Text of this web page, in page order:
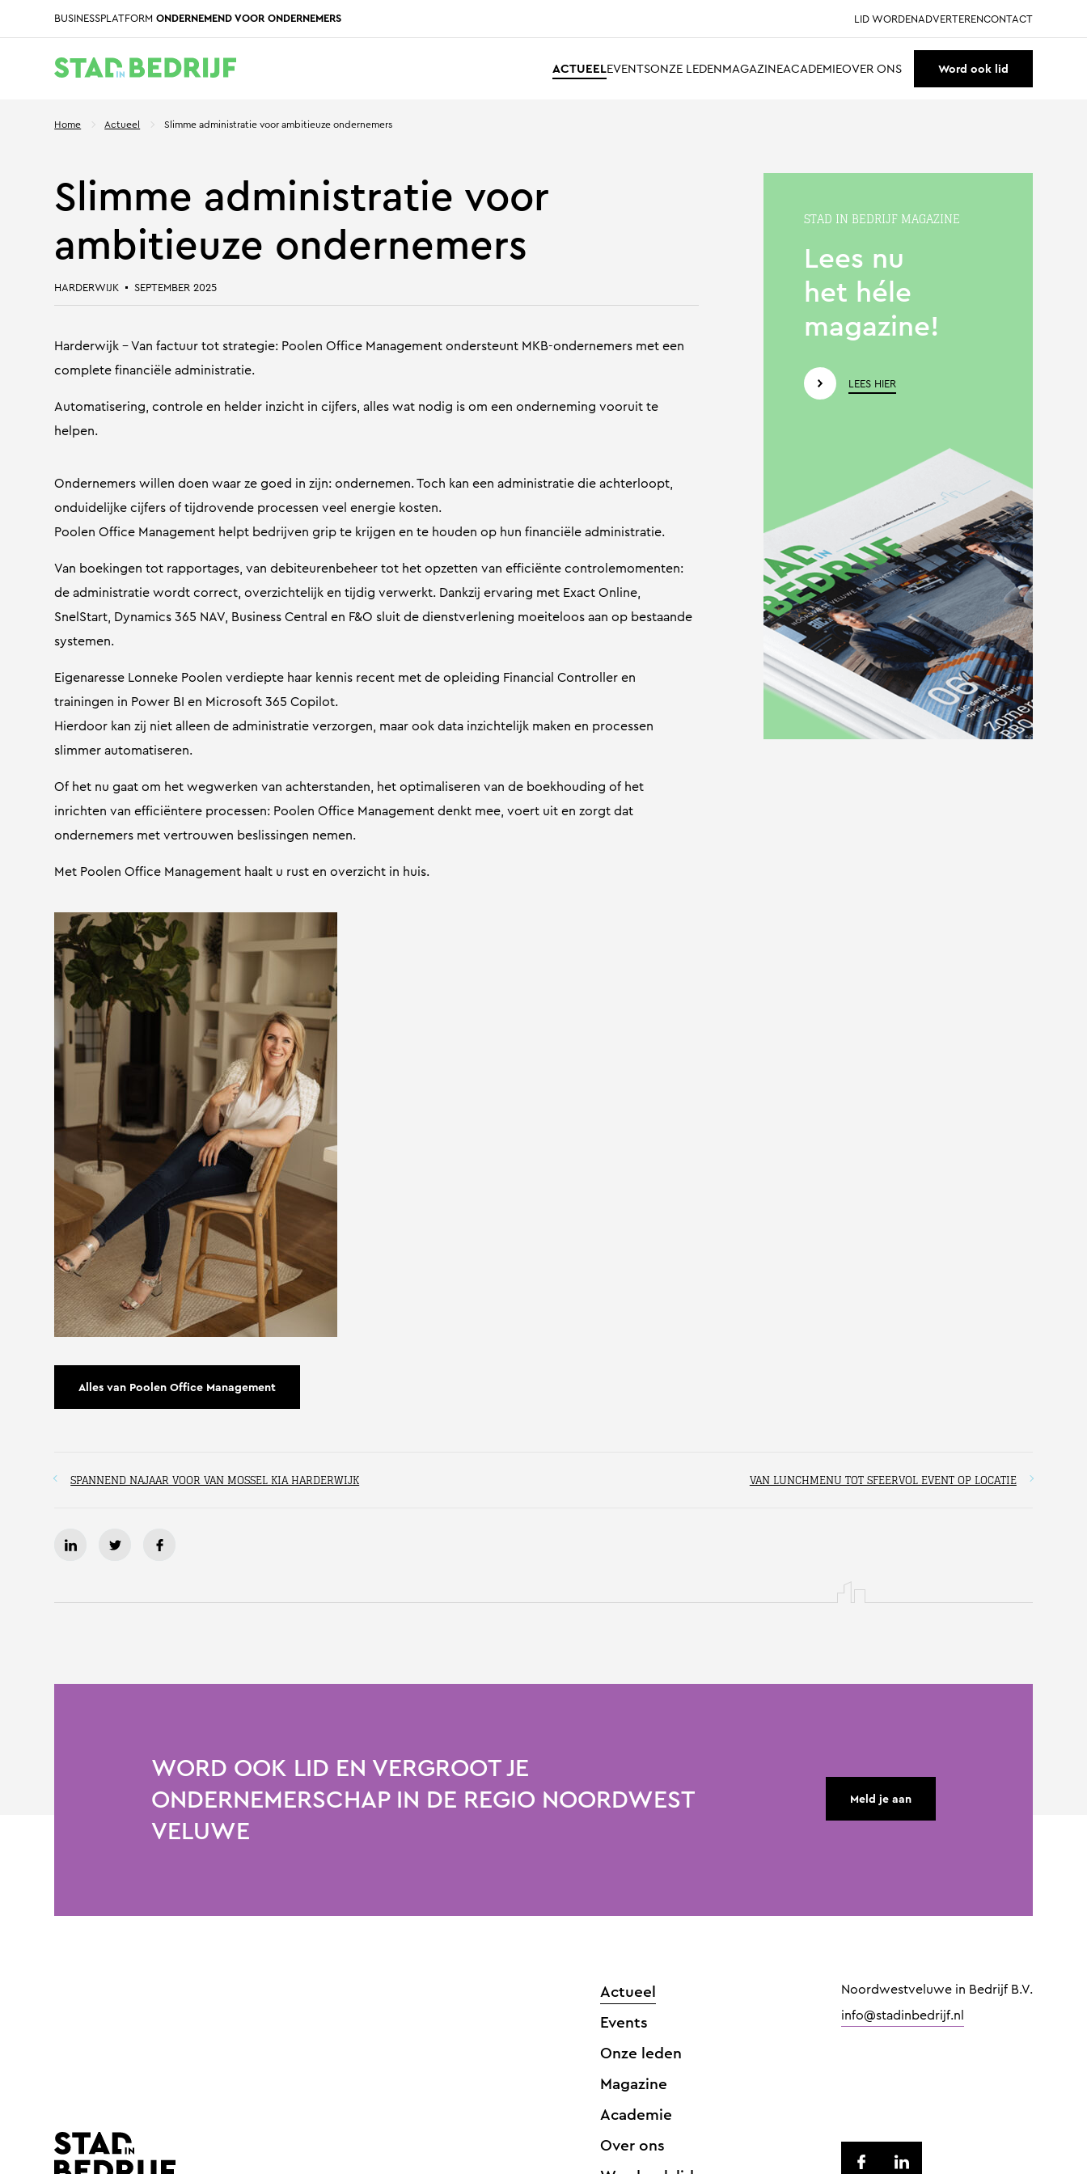
BUSINESSPLATFORMONDERNEMEND VOOR ONDERNEMERS LID WORDENADVERTERENCONTACT
ACTUEELEVENTSONZE LEDENMAGAZINEACADEMIEOVER ONS Word ook lid
Home Actueel Slimme administratie voor ambitieuze ondernemers
Slimme administratie voor
ambitieuze ondernemers
HARDERWIJK SEPTEMBER 2025
Harderwijk – Van factuur tot strategie: Poolen Office Management ondersteunt MKB-ondernemers met een
complete financiële administratie.
Automatisering, controle en helder inzicht in cijfers, alles wat nodig is om een onderneming vooruit te
helpen.
Ondernemers willen doen waar ze goed in zijn: ondernemen. Toch kan een administratie die achterloopt,
onduidelijke cijfers of tijdrovende processen veel energie kosten.
Poolen Office Management helpt bedrijven grip te krijgen en te houden op hun financiële administratie.
Van boekingen tot rapportages, van debiteurenbeheer tot het opzetten van efficiënte controlemomenten:
de administratie wordt correct, overzichtelijk en tijdig verwerkt. Dankzij ervaring met Exact Online,
SnelStart, Dynamics 365 NAV, Business Central en F&O sluit de dienstverlening moeiteloos aan op bestaande
systemen.
Eigenaresse Lonneke Poolen verdiepte haar kennis recent met de opleiding Financial Controller en
trainingen in Power BI en Microsoft 365 Copilot.
Hierdoor kan zij niet alleen de administratie verzorgen, maar ook data inzichtelijk maken en processen
slimmer automatiseren.
Of het nu gaat om het wegwerken van achterstanden, het optimaliseren van de boekhouding of het
inrichten van efficiëntere processen: Poolen Office Management denkt mee, voert uit en zorgt dat
ondernemers met vertrouwen beslissingen nemen.
Met Poolen Office Management haalt u rust en overzicht in huis.
Alles van Poolen Office Management
STAD IN BEDRIJF MAGAZINE
Lees nu
het héle
magazine!
LEES HIER
SPANNEND NAJAAR VOOR VAN MOSSEL KIA HARDERWIJK VAN LUNCHMENU TOT SFEERVOL EVENT OP LOCATIE
WORD OOK LID EN VERGROOT JE
ONDERNEMERSCHAP IN DE REGIO NOORDWEST
VELUWE
Meld je aan
Actueel
Events
Onze leden
Magazine
Academie
Over ons
Noordwestveluwe in Bedrijf B.V.
info@stadinbedrijf.nl